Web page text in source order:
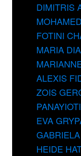
DIMITRIS
FOTINI
MARIA
ALEXIS
ZOIS
EVA
HEIDE